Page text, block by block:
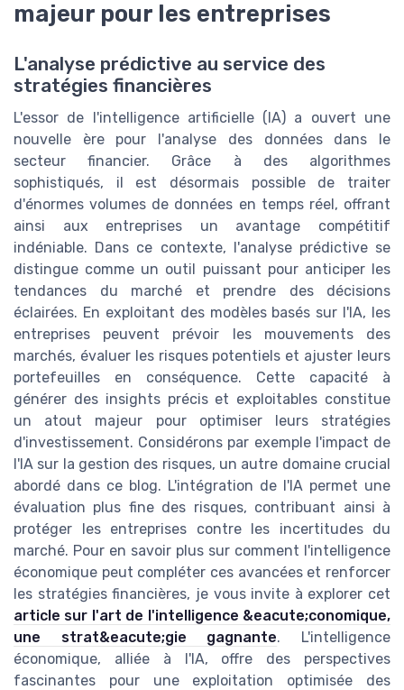
majeur pour les entreprises
L'analyse prédictive au service des
stratégies financières
L'essor de l'intelligence artificielle (IA) a ouvert une
nouvelle ère pour l'analyse des données dans le
secteur financier. Grâce à des algorithmes
sophistiqués, il est désormais possible de traiter
d'énormes volumes de données en temps réel, offrant
ainsi aux entreprises un avantage compétitif
indéniable. Dans ce contexte, l'analyse prédictive se
distingue comme un outil puissant pour anticiper les
tendances du marché et prendre des décisions
éclairées. En exploitant des modèles basés sur l'IA, les
entreprises peuvent prévoir les mouvements des
marchés, évaluer les risques potentiels et ajuster leurs
portefeuilles en conséquence. Cette capacité à
générer des insights précis et exploitables constitue
un atout majeur pour optimiser leurs stratégies
d'investissement. Considérons par exemple l'impact de
l'IA sur la gestion des risques, un autre domaine crucial
abordé dans ce blog. L'intégration de l'IA permet une
évaluation plus fine des risques, contribuant ainsi à
protéger les entreprises contre les incertitudes du
marché. Pour en savoir plus sur comment l'intelligence
économique peut compléter ces avancées et renforcer
les stratégies financières, je vous invite à explorer cet
article sur l'art de l'intelligence &eacute;conomique,
une strat&eacute;gie gagnante. L'intelligence
économique, alliée à l'IA, offre des perspectives
fascinantes pour une exploitation optimisée des